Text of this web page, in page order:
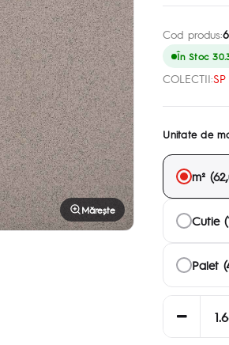
Mărește
Cod produs:
În Stoc
COLECTII:SP
Unitate de
m²
Cutie
Palet